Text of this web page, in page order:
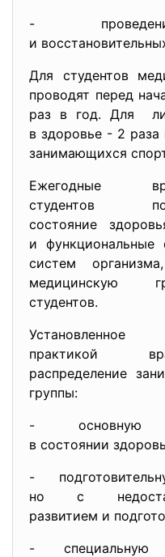
-
и
Для студентов
проводят перед
раз в год. Для
в здоровье - 2 раза
занимающихся
Ежегодные
студентов
состояние
и функциональные
систем
медицинскую
студентов.
практикой
распределение
группы:
- основную
в состоянии
-
но с
развитием и
- специальную